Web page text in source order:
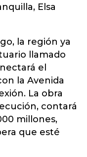
Elsa
la región ya
llamado
el
la Avenida
La obra
contará
millones,
que esté